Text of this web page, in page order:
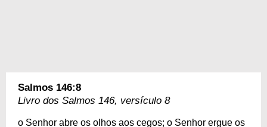
Salmos 146:8
Livro dos Salmos 146, versículo 8
o Senhor abre os olhos aos cegos; o Senhor ergue os